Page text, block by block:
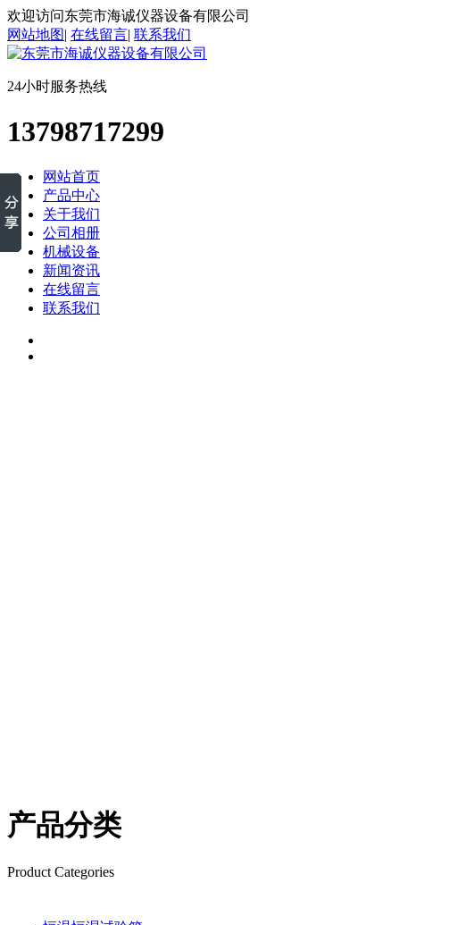
欢迎访问东莞市海诚仪器设备有限公司
网站地图| 在线留言| 联系我们
24小时服务热线
13798717299
网站首页
产品中心
关于我们
公司相册
机械设备
新闻资讯
在线留言
联系我们
产品分类
Product Categories